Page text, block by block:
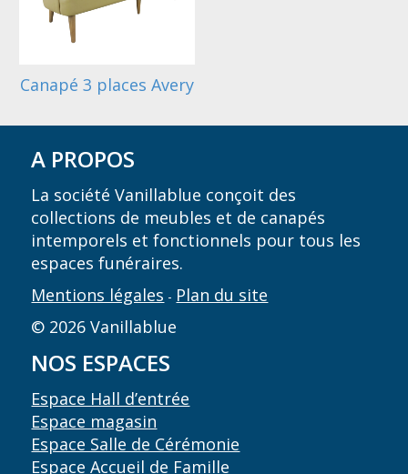
Canapé 3 places Avery
A PROPOS
La société Vanillablue conçoit des
collections de meubles et de canapés
intemporels et fonctionnels pour tous les
espaces funéraires.
Mentions légales - Plan du site
© 2026 Vanillablue
NOS ESPACES
Espace Hall d’entrée
Espace magasin
Espace Salle de Cérémonie
Espace Accueil de Famille